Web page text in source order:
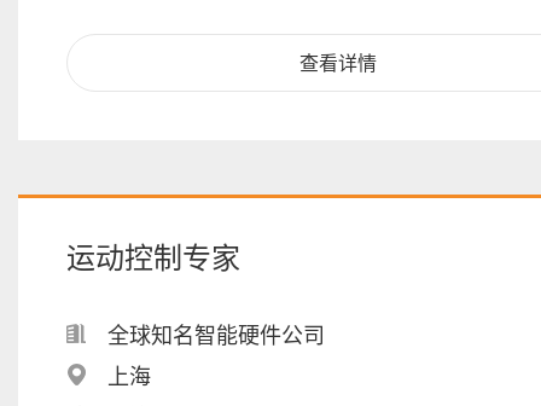
查看详情
运动控制专家
全球知名智能硬件公司
上海